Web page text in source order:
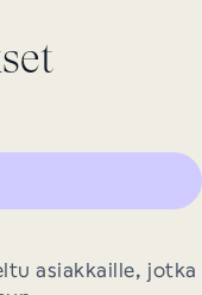
asiakkaille, jotka